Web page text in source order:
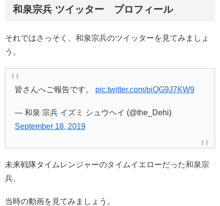
和泉宗兵 ツイッター プロフィール
それではさっそく、和泉宗兵のツイッターを見てみましょ
う。
皆さんへご報告です。 pic.twitter.com/piQG9J7KW9
— 和泉 宗兵 イズミ シュウヘイ (@the_Dehi)
September 18, 2019
未来戦隊タイムレンジャーのタイムイエローだった和泉宗
兵、
当時の動画を見てみましょう。